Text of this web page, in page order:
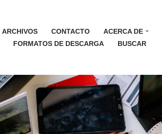
ARCHIVOS CONTACTO ACERCA DE
FORMATOS DE DESCARGA BUSCAR